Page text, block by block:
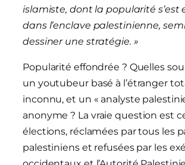
islamiste, dont la popularité s’est
dans l’enclave palestinienne,
dessiner une stratégie. »
Popularité effondrée ? Quelles
un youtubeur basé à l’étranger
inconnu, et un « analyste
anonyme ? La vraie question est
élections, réclamées par tous les
palestiniens et refusées par les